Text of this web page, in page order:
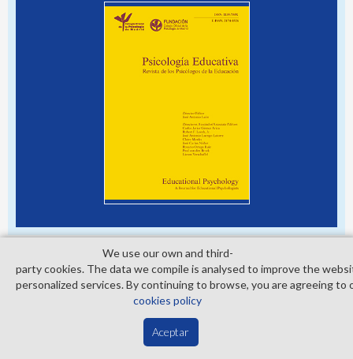
© Copyright 2026. Colegio Oficial de la Psicología de Madrid
Privacy Policy
We use our own and third­
party cookies. The data we compile is analysed to improve the
personalized services. By continuing to browse, you are agreeing to
cookies policy
Aceptar